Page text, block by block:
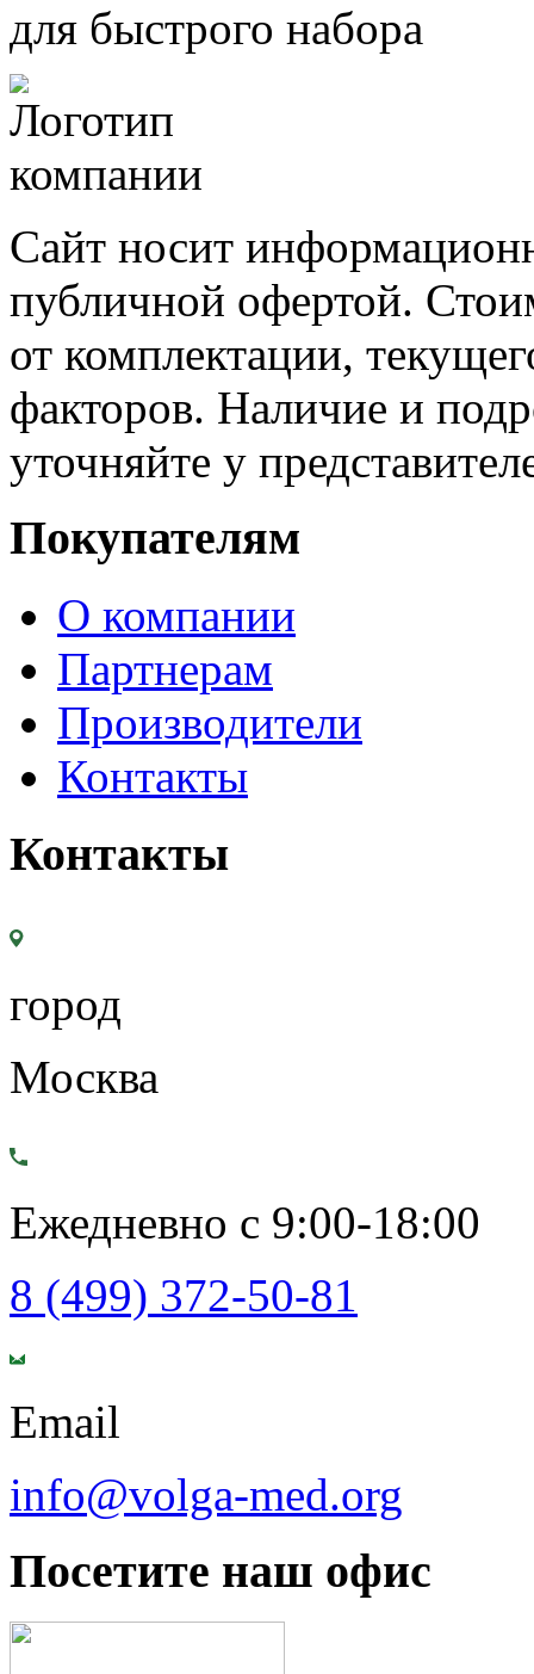
для быстрого набора
Сайт носит
публичной офертой.
от комплектации,
факторов. Наличие и
уточняйте у
Покупателям
О компании
Партнерам
Производители
Контакты
Контакты
город
Москва
Ежедневно с 9:00-18:00
8 (499) 372-50-81
Email
info@volga-med.org
Посетите наш офис